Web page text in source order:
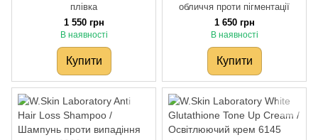
плівка
1 550 грн
В наявності
Купити
обличчя проти пігментації
1 650 грн
В наявності
Купити